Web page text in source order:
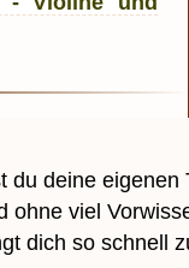
du deine eigenen
ohne viel
dich so schnell